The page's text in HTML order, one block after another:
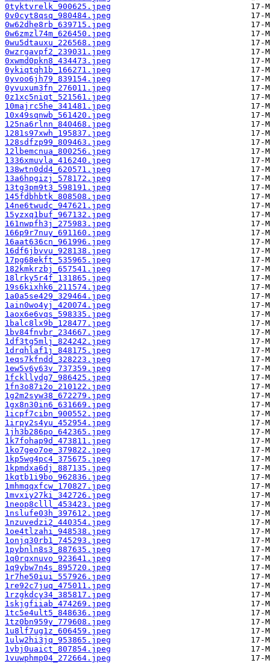
0tyktvrelk_900625.jpeg
0v0cyt8qsq_980484.jpeg
0w62dhe8rb_639715.jpeg
0w6zmzl74m_626450.jpeg
0wu5dtauxu_226568.jpeg
0wzrgavpf2_239031.jpeg
0xwmd0pkn8_434473.jpeg
0ykiqtqh1b_166271.jpeg
0yvoo6jh79_839154.jpeg
0yvuxum3fn_276011.jpeg
0z1xc5niqt_521561.jpeg
10majrc5he_341481.jpeg
10x49sqnwb_561420.jpeg
125na6rlnn_840468.jpeg
1281s97xwh_195837.jpeg
128sdfzp99_809463.jpeg
12lbemcnua_800256.jpeg
1336xmuvla_416240.jpeg
138wtn0dd4_620571.jpeg
13a6hpgizj_578172.jpeg
13tg3pm9t3_598191.jpeg
145fdbhbtk_808508.jpeg
14ne6twudc_947621.jpeg
15yzxq1buf_967132.jpeg
161nwpfh3j_275983.jpeg
166p9r7nuy_691160.jpeg
16aat636cn_961996.jpeg
16df6jbvvu_928138.jpeg
17pg68ekft_535965.jpeg
182kmkrzbj_657541.jpeg
18lrky5r4f_131865.jpeg
19s6kixhk6_211574.jpeg
1a0a5se429_329464.jpeg
1ain0wo4yj_420074.jpeg
1aox6e6vqs_598335.jpeg
1balc8lx9b_128477.jpeg
1bv84fnvbr_234667.jpeg
1df3tg5mlj_824242.jpeg
1drqhlaf1j_848175.jpeg
1eqs7kfndd_328223.jpeg
1ew5v6y63v_737359.jpeg
1fckllydg7_986425.jpeg
1fn3o87i2o_210122.jpeg
1g2m2syw38_672279.jpeg
1gx8n30in6_631669.jpeg
1icpf7cibn_900552.jpeg
1irpy2s4yu_452954.jpeg
1jh3b286po_642365.jpeg
1k7fohap9d_473811.jpeg
1ko7geo7oe_379822.jpeg
1kp5wg4pc4_375675.jpeg
1kpmdxa6dj_887135.jpeg
1kqtb1i9bo_962836.jpeg
1mhmqqxfcw_170827.jpeg
1mvxiy27ki_342726.jpeg
1neop8clll_453423.jpeg
1nslufe03h_397612.jpeg
1nzuvedzi2_440354.jpeg
1oe4tlzahi_948538.jpeg
1onjq30rb1_745293.jpeg
1pybnln8s3_887635.jpeg
1q0rqxnuvo_923641.jpeg
1q9ybw7n4s_895720.jpeg
1r7he50iui_557926.jpeg
1re92c7juq_475011.jpeg
1rzgkdcy34_385817.jpeg
1skjgfiiab_474269.jpeg
1tc5e4ult5_848636.jpeg
1tz0bn959y_779608.jpeg
1u8lf7ug1z_606459.jpeg
1ulw2hi3jq_953865.jpeg
1vbj0uaict_807854.jpeg
1vuwphmp04_272664.jpeg